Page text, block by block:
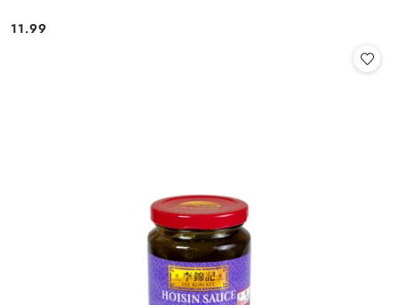
Cena:
11.99